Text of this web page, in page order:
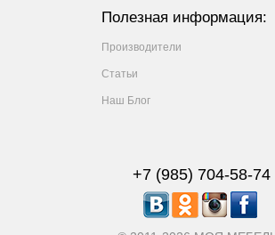
Полезная информация:
Производители
Статьи
Наш Блог
+7 (985) 704-58-74